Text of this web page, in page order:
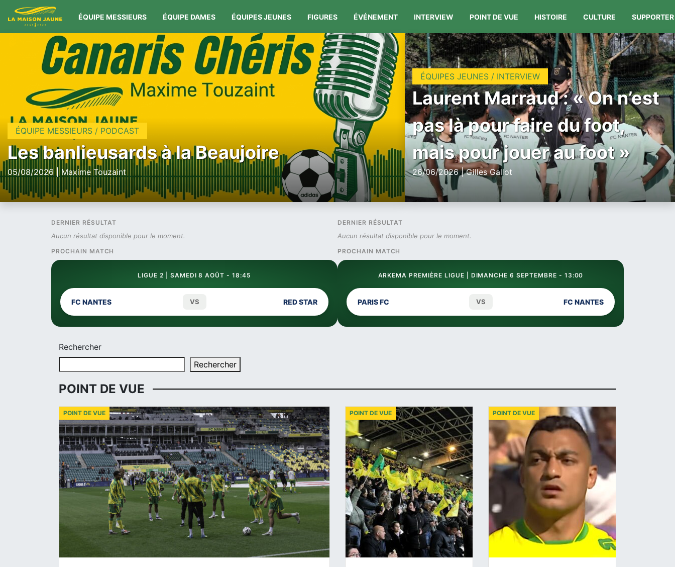
ÉQUIPE MESSIEURS ÉQUIPE DAMES ÉQUIPES JEUNES FIGURES ÉVÉNEMENT INTERVIEW POINT DE VUE HISTOIRE CULTURE SUPPORTER
ÉQUIPE MESSIEURS / PODCAST
Les banlieusards à la Beaujoire
05/08/2026 | Maxime Touzaint
ÉQUIPES JEUNES / INTERVIEW
Laurent Marraud : « On n’est
pas là pour faire du foot,
mais pour jouer au foot »
26/06/2026 | Gilles Gallot
DERNIER RÉSULTAT
Aucun résultat disponible pour le moment.
PROCHAIN MATCH
LIGUE 2 | SAMEDI 8 AOÛT - 18:45
FC NANTES VS RED STAR
DERNIER RÉSULTAT
Aucun résultat disponible pour le moment.
PROCHAIN MATCH
ARKEMA PREMIÈRE LIGUE | DIMANCHE 6 SEPTEMBRE - 13:00
PARIS FC VS FC NANTES
Rechercher
Rechercher
POINT DE VUE
POINT DE VUE POINT DE VUE POINT DE VUE